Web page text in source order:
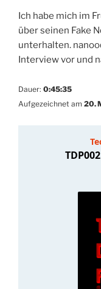
Ich habe mich im
über seinen Fake
unterhalten.
Interview vor und
Dauer: 0:45:35
Aufgezeichnet am 20.